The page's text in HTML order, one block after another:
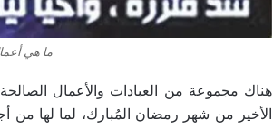
ما هي
هناك مجموعة من العبادات والأعمال
الأخير من شهر رمضان المُبارك، لما لها